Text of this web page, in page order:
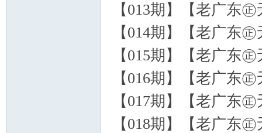
【013期】【老广东
【014期】【老广东
【015期】【老广东
【016期】【老广东
【017期】【老广东
【018期】【老广东